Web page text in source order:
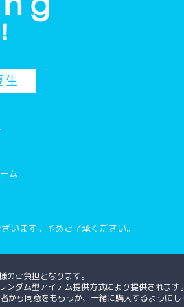
ム
います。予めご了承ください。
ご負担となります。
ダム型アイテム提供方式により提供されます。
ら同意をもらうか、一緒に購入するようにし